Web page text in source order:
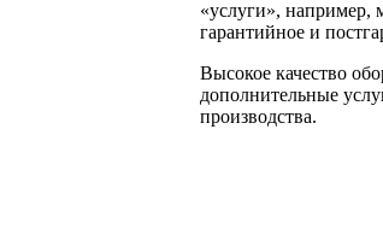
«услуги», например,
гарантийное и
Высокое качество
дополнительные
производства.